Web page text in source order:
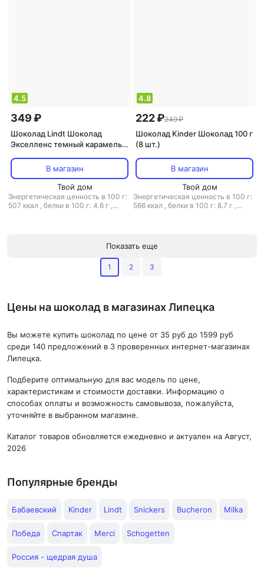
4.5
349 ₽
Шоколад Lindt Шоколад
Экселленс темный карамель с
В магазин
Твой дом
Энергетическая ценность в 100 г:
507 ккал , белки в 100 г: 4.6 г ,
4.8
222 ₽249 ₽
Шоколад Kinder Шоколад 100 г
(8 шт.)
В магазин
Твой дом
Энергетическая ценность в 100 г:
566 ккал , белки в 100 г: 8.7 г ,
Показать еще
1 2 3
Цены на шоколад в магазинах Липецка
Вы можете купить шоколад по цене от 35 руб до 1599 руб
среди 140 предложений в 3 проверенных интернет-магазинах
Липецка.
Подберите оптимальную для вас модель по цене,
характеристикам и стоимости доставки. Информацию о
способах оплаты и возможность самовывоза, пожалуйста,
уточняйте в выбранном магазине.
Каталог товаров обновляется ежедневно и актуален на Август,
2026
Популярные бренды
Бабаевский Kinder Lindt Snickers Bucheron Milka
Победа Спартак Merci Schogetten
Россия - щедрая душа